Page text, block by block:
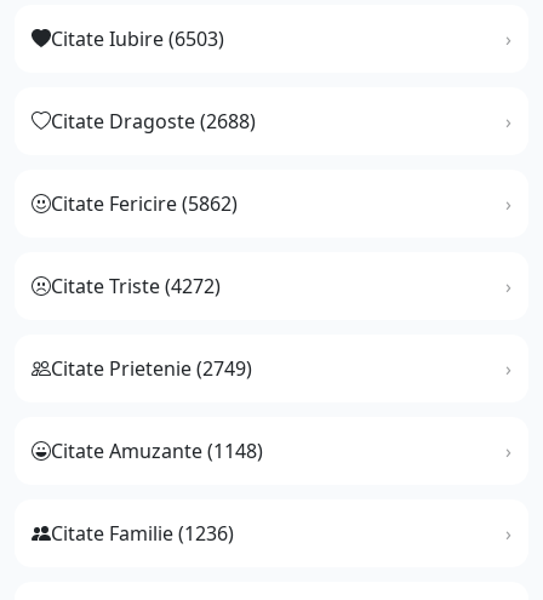
Citate Iubire (6503)
Citate Dragoste (2688)
Citate Fericire (5862)
Citate Triste (4272)
Citate Prietenie (2749)
Citate Amuzante (1148)
Citate Familie (1236)